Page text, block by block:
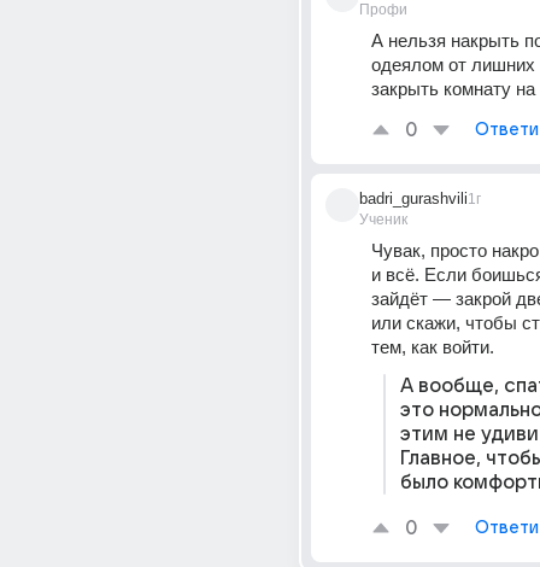
Профи
А нельзя накрыть
одеялом от лишних
закрыть комнату
0
badri_gurashvili
Ученик
1г
Чувак, просто
и всё. Если
зайдёт — закрой
или скажи, чтобы
тем, как войти.
А вообще,
это
этим не
Главное,
было
0